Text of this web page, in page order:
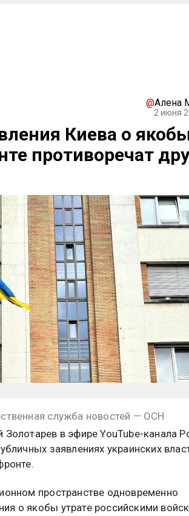
@Алена
2 июня
Киева о
противоречат
служба новостей — ОСН
Золотарев в эфире YouTube-канала
заявлениях украинских
пространстве одновременно
о якобы утрате российскими